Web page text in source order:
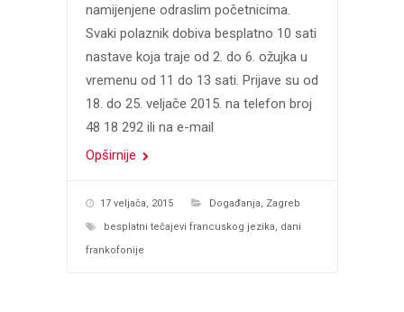
namijenjene odraslim početnicima.
Svaki polaznik dobiva besplatno 10 sati
nastave koja traje od 2. do 6. ožujka u
vremenu od 11 do 13 sati. Prijave su od
18. do 25. veljače 2015. na telefon broj
48 18 292 ili na e-mail
Opširnije
17 veljača, 2015 Događanja
Zagreb
besplatni tečajevi francuskog jezika
dani
frankofonije